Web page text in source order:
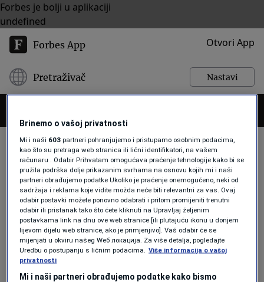
Forbes je bolji u aplikaciji
undefined
Forbes App Otvori App
Pretraživač Nastavi
POREZNE OAZE
NOVAC
Gdje su u Evropi najsigurnije
porezne oaze i čime mame bogataše?
Forbes Hrvatska
EKONOMIJA
Brinemo o vašoj privatnosti
Mi i naši 603 partneri pohranjujemo i pristupamo osobnim podacima,
kao što su pretraga web stranica ili lični identifikatori, na vašem
računaru . Odabir Prihvatam omogućava praćenje tehnologije kako bi se
pružila podrška dolje prikazanim svrhama na osnovu kojih mi i naši
partneri obrađujemo podatke Ukoliko je praćenje onemogućeno, neki od
sadržaja i reklama koje vidite možda neće biti relevantni za vas. Ovaj
odabir postavki možete ponovno odabrati i pritom promijeniti trenutni
odabir ili pristanak tako što ćete kliknuti na Upravljaj željenim
postavkama link na dnu ove web stranice [ili plutajuću ikonu u donjem
lijevom dijelu web stranice, ako je primjenjivo]. Vaš odabir će se
mijenjati u okviru našeg Wеб локација. Za više detalja, pogledajte
Uredbu o postupanju s ličnim podacima.
Više informacija o vašoj
privatnosti
Mi i naši partneri obrađujemo podatke kako bismo